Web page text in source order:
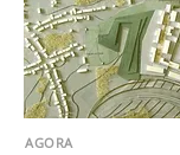
AGORA